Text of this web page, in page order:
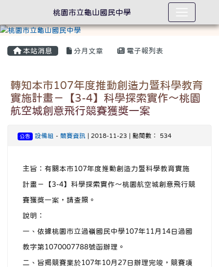
本站消息 分月文章 電子報列表
轉知本市107年度推動創造力暨科學教育
實施計畫－【3-4】科學探索實作～桃園
航空城創意飛行競賽獲獎一案
公告 設備組 - 競賽資訊| 2018-11-23 | 點閱數： 534
主旨：有關本市107年度推動創造力暨科學教育實施
計畫－【3-4】科學探索實作～桃園航空城創意飛行競
賽獲獎一案，請查照。
說明：
一、依據桃園市立過嶺國民中學107年11月14日過國
教字第1070007788號函辦理。
二、旨揭競賽業於107年10月27日辦理完竣，競賽項
桃園市立龜山國民中學